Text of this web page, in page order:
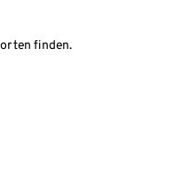
finden.